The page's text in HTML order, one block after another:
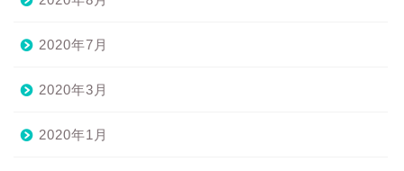
2020年7月
2020年3月
2020年1月